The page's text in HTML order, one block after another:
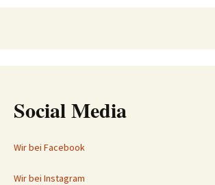
Social Media
Wir bei Facebook
Wir bei Instagram